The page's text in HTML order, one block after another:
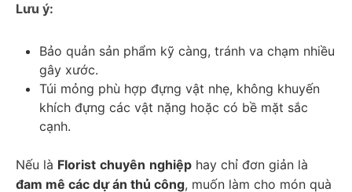
Lưu ý:
Bảo quản sản phẩm kỹ càng, tránh va chạm nhiều
gây xước.
Túi mỏng phù hợp đựng vật nhẹ, không khuyến
khích đựng các vật nặng hoặc có bề mặt sắc
cạnh.
Nếu là Florist chuyên nghiệp
đam mê các dự án thủ công, muốn làm cho món quà